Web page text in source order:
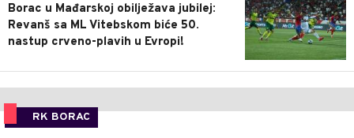
Borac u Mađarskoj obilježava jubilej:
Revanš sa ML Vitebskom biće 50.
nastup crveno-plavih u Evropi!
RK BORAC